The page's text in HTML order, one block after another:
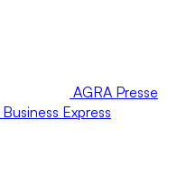
AGRA Presse
Business Express